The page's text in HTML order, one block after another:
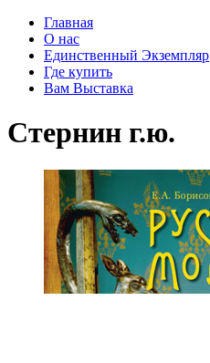
Главная
О нас
Единственный Экземпляр
Где купить
Вам Выставка
Стернин г.ю.